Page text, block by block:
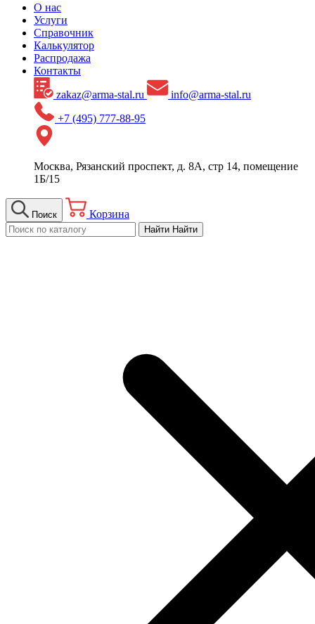
О нас
Услуги
Справочник
Калькулятор
Распродажа
Контакты
zakaz@arma-stal.ru
info@arma-stal.ru
+7 (495) 777-88-95
Москва, Рязанский проспект, д. 8А, стр 14, помещение
1Б/15
Поиск Корзина
Найти Найти